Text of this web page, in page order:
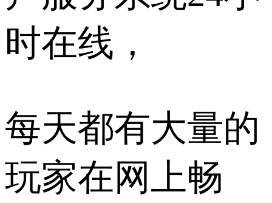
时在线，
每天都有大量的
玩家在网上畅